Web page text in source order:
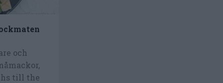
och
till the